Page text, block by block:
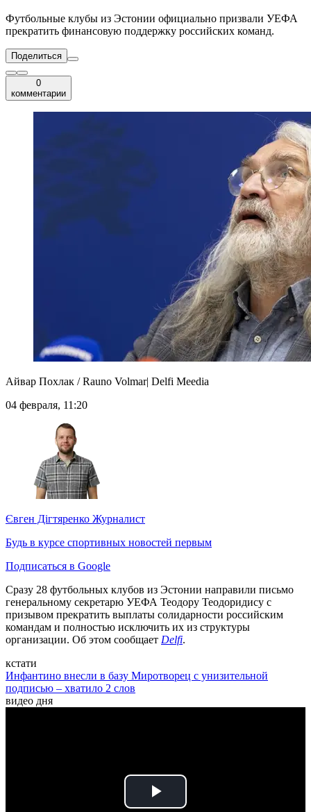
Футбольные клубы из Эстонии официально призвали УЕФА
прекратить финансовую поддержку российских команд.
Поделиться
0
комментарии
Айвар Похлак / Rauno Volmar| Delfi Meedia
04 февраля, 11:20
Євген Дігтяренко Журналист
Будь в курсе спортивных новостей первым
Подписаться в Google
Сразу 28 футбольных клубов из Эстонии направили письмо
генеральному секретарю УЕФА Теодору Теодоридису с
призывом прекратить выплаты солидарности российским
командам и полностью исключить их из структуры
организации. Об этом сообщает Delfi.
кстати
Инфантино внесли в базу Миротворец с унизительной
подписью – хватило 2 слов
видео дня
Play